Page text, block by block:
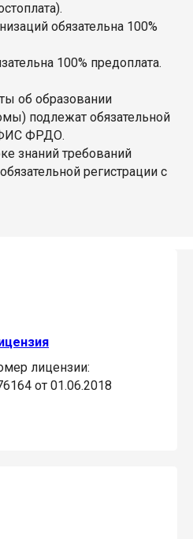
обязательна 100%
100% предоплата.
об образовании
подлежат обязательной
ФИС ФРДО.
знаний требований
регистрации с
лицензии:
от 01.06.2018